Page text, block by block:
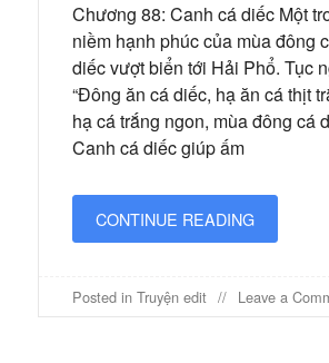
Chương 88: Canh cá diếc Một
niềm hạnh phúc của mùa đông
diếc vượt biển tới Hải Phổ. Tục
“Đông ăn cá diếc, hạ ăn cá thịt
hạ cá trắng ngon, mùa đông cá
Canh cá diếc giúp ấm
CONTINUE READING
Posted in Truyện edit Leave a